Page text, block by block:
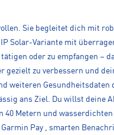
Sie begleitet dich mit
Solar-Variante mit
oder zu empfangen –
zu verbessern und
weiteren Gesundheitsdaten
ans Ziel. Du willst deine
40 Metern und
Pay , smarten